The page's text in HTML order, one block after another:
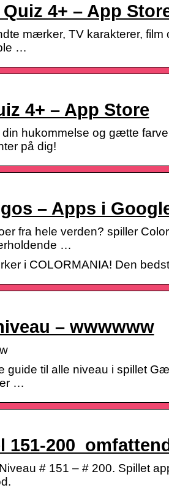
4+ – App
mærker, TV karakterer,
…
4+ – App Store
hukommelse og gætte
på dig!
– Apps i
fra hele verden? spiller
…
i COLORMANIA! Den
– wwwwww
til alle niveau i spillet
…
# 151 – # 200. Spillet